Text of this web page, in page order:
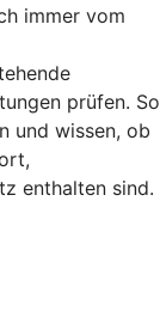
immer vom
prüfen. So
und wissen, ob
enthalten sind.